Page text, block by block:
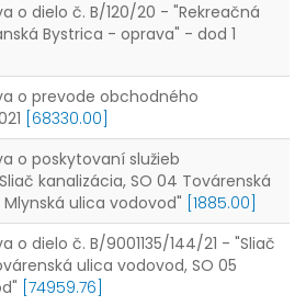
o dielo č. B/120/20 - "Rekreačná
Bystrica - oprava" - dod 1
o prevode obchodného
[68330.00]
o poskytovaní služieb
kanalizácia, SO 04 Továrenská
ulica vodovod" [1885.00]
o dielo č. B/9001135/144/21 - "Sliač
ulica vodovod, SO 05
[74959.76]